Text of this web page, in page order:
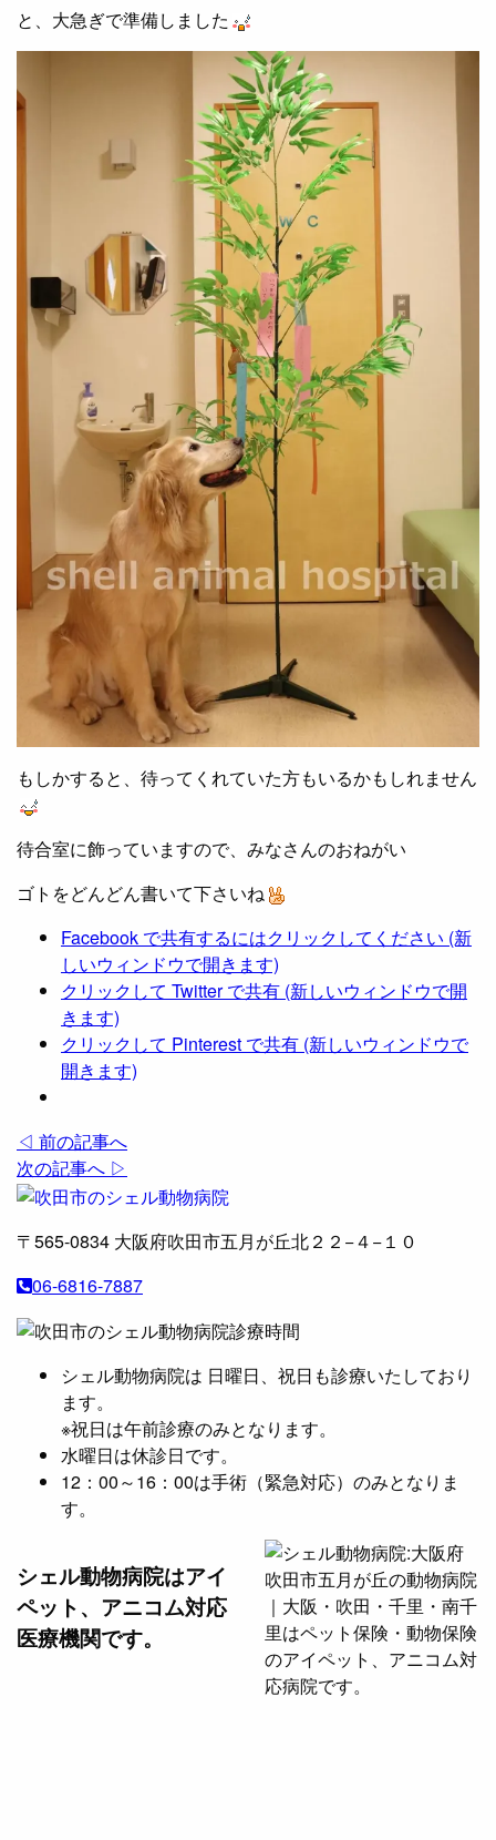
と、大急ぎで準備しました
もしかすると、待ってくれていた方もいるかもしれません
待合室に飾っていますので、みなさんのおねがい
ゴトをどんどん書いて下さいね
Facebook で共有するにはクリックしてください (新
しいウィンドウで開きます)
クリックして Twitter で共有 (新しいウィンドウで開
きます)
クリックして Pinterest で共有 (新しいウィンドウで
開きます)
◁ 前の記事へ
次の記事へ ▷
〒565-0834 大阪府吹田市五月が丘北２２−４−１０
06-6816-7887
シェル動物病院は 日曜日、祝日も診療いたしており
ます。
※祝日は午前診療のみとなります。
水曜日は休診日です。
12：00～16：00は手術（緊急対応）のみとなりま
す。
シェル動物病院はアイ
ペット、アニコム対応
医療機関です。